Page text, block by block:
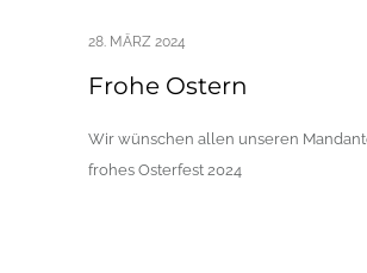
28. MÄRZ 2024
Frohe Ostern
Wir wünschen allen unseren
frohes Osterfest 2024